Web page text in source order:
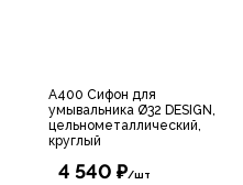
A400 Сифон для
умывальника Ø32 DESIGN,
цельнометаллический,
круглый
4 540 ₽/шт